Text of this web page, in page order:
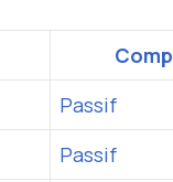
Passif
Passif